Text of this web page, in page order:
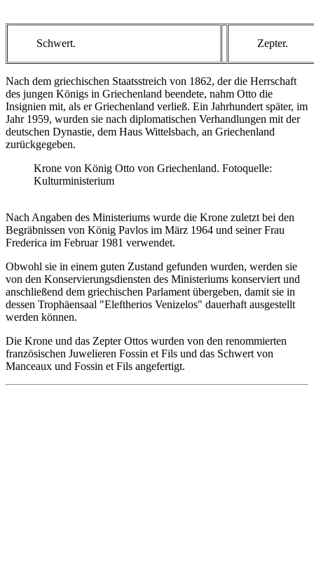
Schwert. Zepter.
Nach dem griechischen Staatsstreich von 1862, der die Herrschaft
des jungen Königs in Griechenland beendete, nahm Otto die
Insignien mit, als er Griechenland verließ. Ein Jahrhundert später, im
Jahr 1959, wurden sie nach diplomatischen Verhandlungen mit der
deutschen Dynastie, dem Haus Wittelsbach, an Griechenland
zurückgegeben.
Krone von König Otto von Griechenland. Fotoquelle:
Kulturministerium
Nach Angaben des Ministeriums wurde die Krone zuletzt bei den
Begräbnissen von König Pavlos im März 1964 und seiner Frau
Frederica im Februar 1981 verwendet.
Obwohl sie in einem guten Zustand gefunden wurden, werden sie
von den Konservierungsdiensten des Ministeriums konserviert und
anschließend dem griechischen Parlament übergeben, damit sie in
dessen Trophäensaal "Eleftherios Venizelos" dauerhaft ausgestellt
werden können.
Die Krone und das Zepter Ottos wurden von den renommierten
französischen Juwelieren Fossin et Fils und das Schwert von
Manceaux und Fossin et Fils angefertigt.